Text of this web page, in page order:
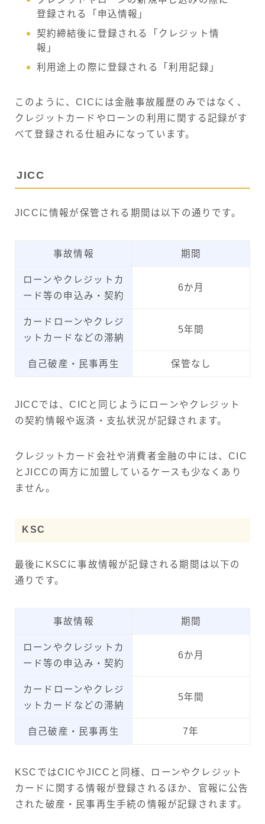
登録される「申込情報」
契約締結後に登録される「クレジット情
報」
利用途上の際に登録される「利用記録」
このように、CICには金融事故履歴のみではなく、
クレジットカードやローンの利用に関する記録がす
べて登録される仕組みになっています。
JICC
JICCに情報が保管される期間は以下の通りです。
事故情報 期間
ローンやクレジットカ
ード等の申込み・契約
6か月
カードローンやクレジ
ットカードなどの滞納
5年間
自己破産・民事再生 保管なし
JICCでは、CICと同じようにローンやクレジット
の契約情報や返済・支払状況が記録されます。
クレジットカード会社や消費者金融の中には、CIC
とJICCの両方に加盟しているケースも少なくあり
ません。
KSC
最後にKSCに事故情報が記録される期間は以下の
通りです。
事故情報 期間
ローンやクレジットカ
ード等の申込み・契約
6か月
カードローンやクレジ
ットカードなどの滞納
5年間
自己破産・民事再生 7年
KSCではCICやJICCと同様、ローンやクレジット
カードに関する情報が登録されるほか、官報に公告
された破産・民事再生手続の情報が記録されます。